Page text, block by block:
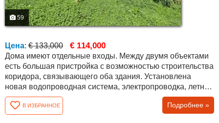
59
Цена: € 133,000 € 114,000
Дома имеют отдельные входы. Между двумя объектами
есть большая пристройка с возможностью строительства
коридора, связывающего оба здания. Установлена
новая водопроводная система, электропроводка, летняя
кухня, уличный камин, уличные фонтанчики и т.д. Во
дворе растет фундук, две виноградные арки, много
фруктовых деревьев – инжир, груша, яблоня, персик,
В ИЗБРАННОЕ Подробнее »